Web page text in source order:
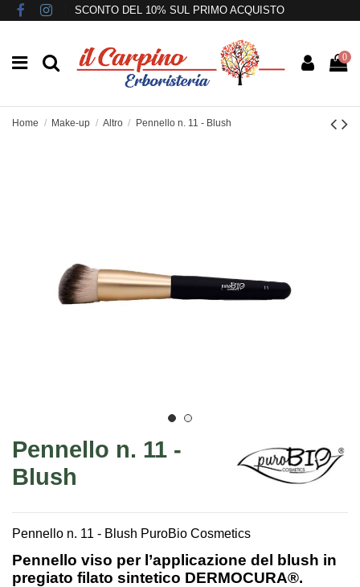
SCONTO DEL 10% SUL PRIMO ACQUISTO
0
Home Make-up Altro Pennello n. 11 - Blush
Pennello n. 11 -
Blush
Pennello n. 11 - Blush PuroBio Cosmetics
Pennello viso per l’applicazione del blush in
pregiato filato sintetico DERMOCURA®.